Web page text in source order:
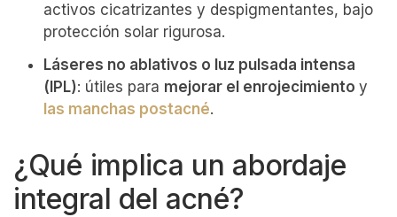
activos cicatrizantes y despigmentantes, bajo
protección solar rigurosa.
Láseres no ablativos o luz pulsada intensa
(IPL): útiles para mejorar el enrojecimiento y
las manchas postacné.
¿Qué implica un abordaje
integral del acné?